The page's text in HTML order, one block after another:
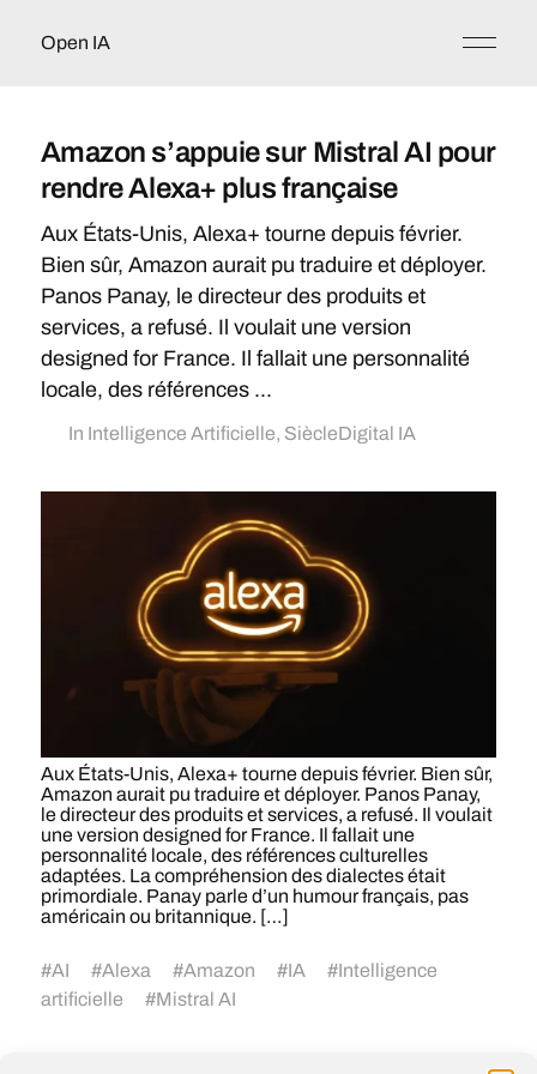
Open IA
Amazon s’appuie sur Mistral AI pour
rendre Alexa+ plus française
Aux États-Unis, Alexa+ tourne depuis février.
Bien sûr, Amazon aurait pu traduire et déployer.
Panos Panay, le directeur des produits et
services, a refusé. Il voulait une version
designed for France. Il fallait une personnalité
locale, des références ...
In Intelligence Artificielle, SiècleDigital IA
Aux États-Unis, Alexa+ tourne depuis février. Bien sûr,
Amazon aurait pu traduire et déployer. Panos Panay,
le directeur des produits et services, a refusé. Il voulait
une version designed for France. Il fallait une
personnalité locale, des références culturelles
adaptées. La compréhension des dialectes était
primordiale. Panay parle d’un humour français, pas
américain ou britannique. […]
#AI #Alexa #Amazon #IA #Intelligence
artificielle
#Mistral AI